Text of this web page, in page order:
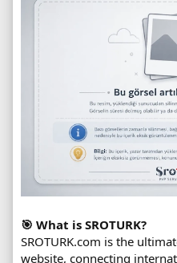
🎯 What is SROTURK?
SROTURK.com is the
website, connecting